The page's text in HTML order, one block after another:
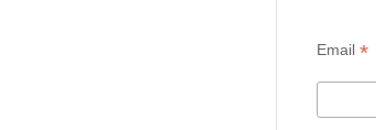
Email *